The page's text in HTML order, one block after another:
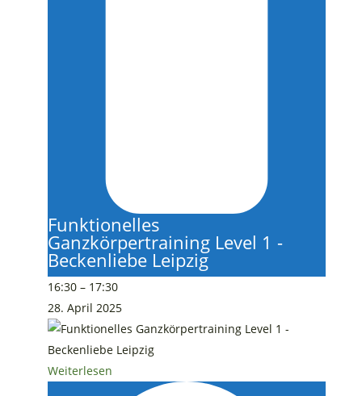
Funktionelles
Ganzkörpertraining Level 1 -
Beckenliebe Leipzig
16:30 – 17:30
28. April 2025
Weiterlesen
Rückbildungskurs